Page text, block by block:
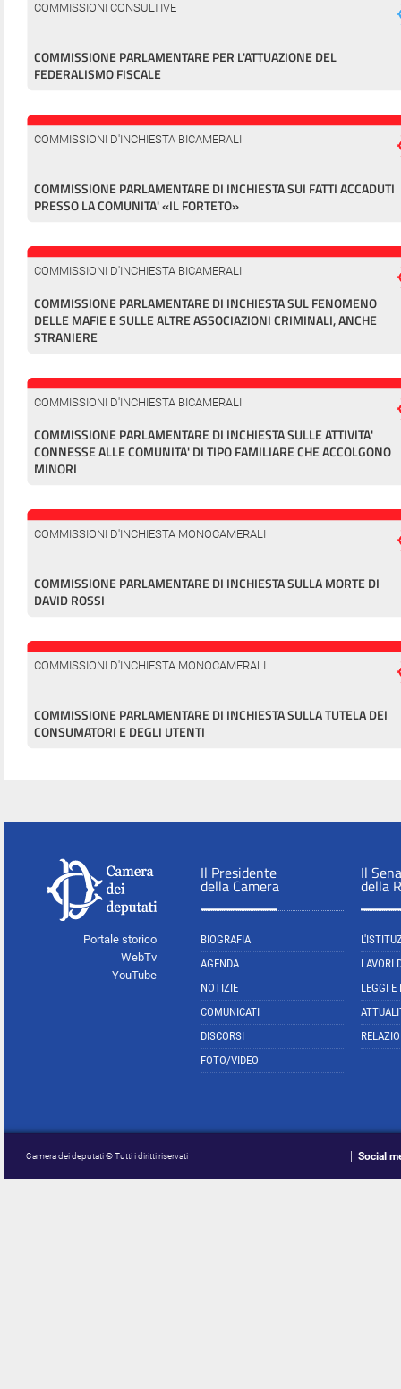
COMMISSIONI CONSULTIVE
COMMISSIONE PARLAMENTARE PER L'ATTUAZIONE DEL
FEDERALISMO FISCALE
COMMISSIONI D'INCHIESTA BICAMERALI
COMMISSIONE PARLAMENTARE DI INCHIESTA SUI FATTI ACCADUTI
PRESSO LA COMUNITA' «IL FORTETO»
COMMISSIONI D'INCHIESTA BICAMERALI
COMMISSIONE PARLAMENTARE DI INCHIESTA SUL FENOMENO
DELLE MAFIE E SULLE ALTRE ASSOCIAZIONI CRIMINALI, ANCHE
STRANIERE
COMMISSIONI D'INCHIESTA BICAMERALI
COMMISSIONE PARLAMENTARE DI INCHIESTA SULLE ATTIVITA'
CONNESSE ALLE COMUNITA' DI TIPO FAMILIARE CHE ACCOLGONO
MINORI
COMMISSIONI D'INCHIESTA MONOCAMERALI
COMMISSIONE PARLAMENTARE DI INCHIESTA SULLA MORTE DI
DAVID ROSSI
COMMISSIONI D'INCHIESTA MONOCAMERALI
COMMISSIONE PARLAMENTARE DI INCHIESTA SULLA TUTELA DEI
CONSUMATORI E DEGLI UTENTI
Portale storico
WebTv
YouTube
Il Presidente
della Camera
BIOGRAFIA
AGENDA
NOTIZIE
COMUNICATI
DISCORSI
FOTO/VIDEO
Il
della
LAVORI
LEGGI E
Camera dei deputati © Tutti i diritti riservati Social